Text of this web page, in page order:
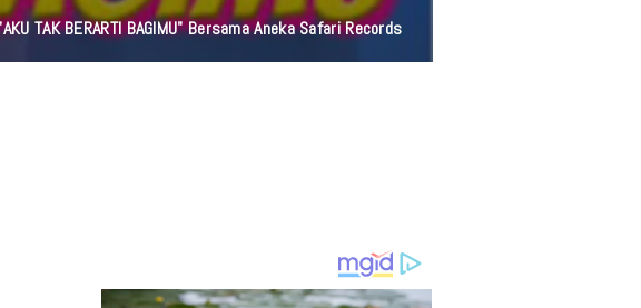
TAK BERARTI BAGIMU" Bersama Aneka Safari Records